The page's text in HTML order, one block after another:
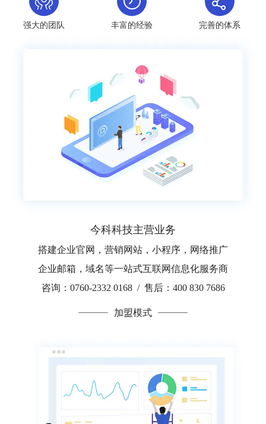
强大的团队 丰富的经验 完善的体系
今科科技主营业务
搭建企业官网，营销网站，小程序，网络推广
企业邮箱，域名等一站式互联网信息化服务商
咨询：0760-2332 0168 / 售后：400 830 7686
加盟模式